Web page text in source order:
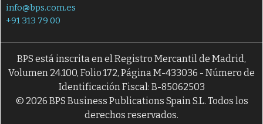
info@bps.com.es
+91 313 79 00
BPS está inscrita en el Registro Mercantil de Madrid,
Volumen 24.100, Folio 172, Página M-433036 - Número de
Identificación Fiscal: B-85062503
© 2026 BPS Business Publications Spain S.L. Todos los
derechos reservados.